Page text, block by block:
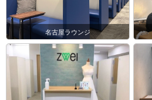
名古屋ラウンジ